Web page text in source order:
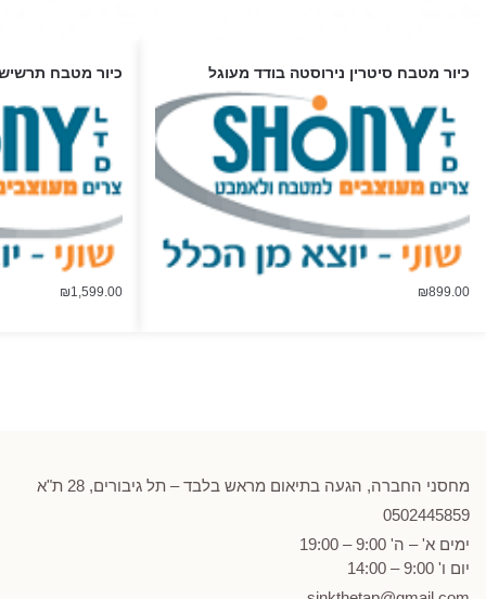
כיור מטבח סיטרין נירוסטה בודד מעוגל
₪899.00
כיור מטבח
₪1,599.00
מחסני החברה, הגעה בתיאום מראש בלבד – תל גיבורים, 28 ת"א
0502445859
ימים א' – ה' 9:00 – 19:00
יום ו' 9:00 – 14:00